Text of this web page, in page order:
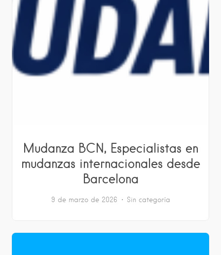
Mudanza BCN, Especialistas en
mudanzas internacionales desde
Barcelona
9 de marzo de 2026 Sin categoría